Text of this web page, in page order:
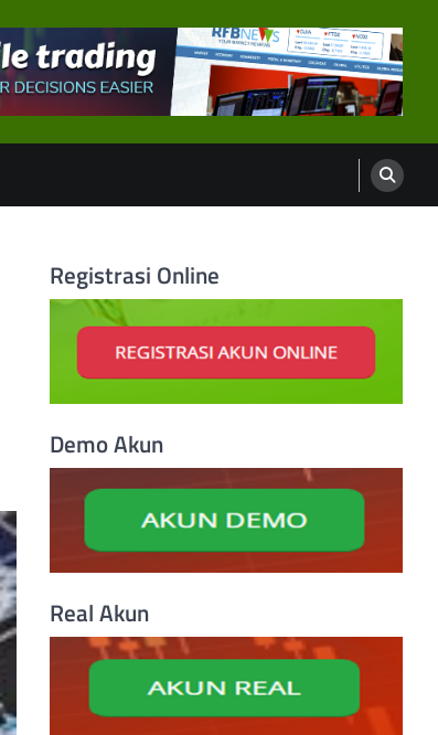
Registrasi Online
Demo Akun
Real Akun